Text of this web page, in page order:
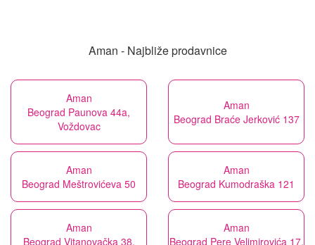
Aman - Najbliže prodavnice
Aman
Beograd Paunova 44a,
Voždovac
Aman
Beograd Braće Jerković 137
Aman
Beograd Meštrovićeva 50
Aman
Beograd Kumodraška 121
Aman
Beograd Vitanovačka 38,
Aman
Beograd Pere Velimirovića 17,